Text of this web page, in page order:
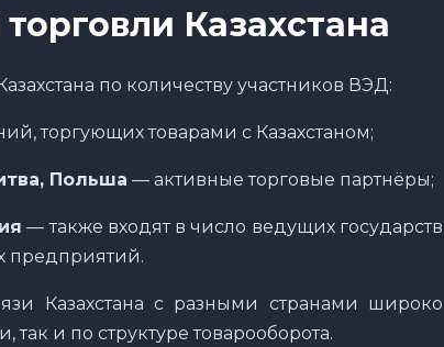
Казахстана
по количеству участников ВЭД:
торгующих товарами с Казахстаном;
Польша — активные торговые партнёры;
— также входят в число ведущих государств
предприятий.
Казахстана с разными странами широко
и по структуре товарооборота.